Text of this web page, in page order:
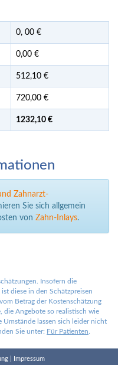
0, 00 €
0,00 €
512,10 €
720,00 €
1232,10 €
Zahnarzt-
Sie sich allgemein
von Zahn-Inlays.
Insofern die
diese in den Schätzpreisen
Betrag der Kostenschätzung
die Angebote so realistisch wie
Umstände lassen sich leider nicht
Sie unter: Für Patienten
| Impressum